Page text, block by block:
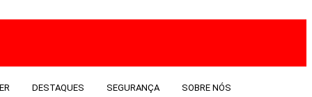
DESTAQUES SEGURANÇA SOBRE NÓS